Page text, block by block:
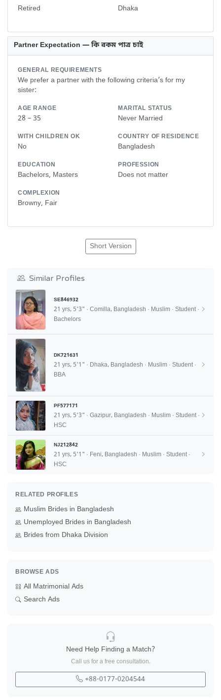
Retired Dhaka
Partner Expectation — কি রকম পাত্র চাই
GENERAL REQUIREMENTS
We prefer a partner with the following criteria’s for my
sister:
AGE RANGE
28 – 35
MARITAL STATUS
Never Married
WITH CHILDREN OK
No
COUNTRY OF RESIDENCE
Bangladesh
EDUCATION
Bachelors, Masters
PROFESSION
Does not matter
COMPLEXION
Browny, Fair
Short Version
Similar Profiles
SE846932
21 yrs, 5'3" · Comilla, Bangladesh · Muslim · Student ·
Bachelors
DK721631
21 yrs, 5'1" · Dhaka, Bangladesh · Muslim · Student ·
BBA
PF577171
21 yrs, 5'3" · Gazipur, Bangladesh · Muslim · Student ·
HSC
NJ212842
21 yrs, 5'1" · Feni, Bangladesh · Muslim · Student ·
HSC
RELATED PROFILES
Muslim Brides in Bangladesh
Unemployed Brides in Bangladesh
Brides from Dhaka Division
BROWSE ADS
All Matrimonial Ads
Search Ads
Need Help Finding a Match?
Call us for a free consultation.
+88-0177-0204544